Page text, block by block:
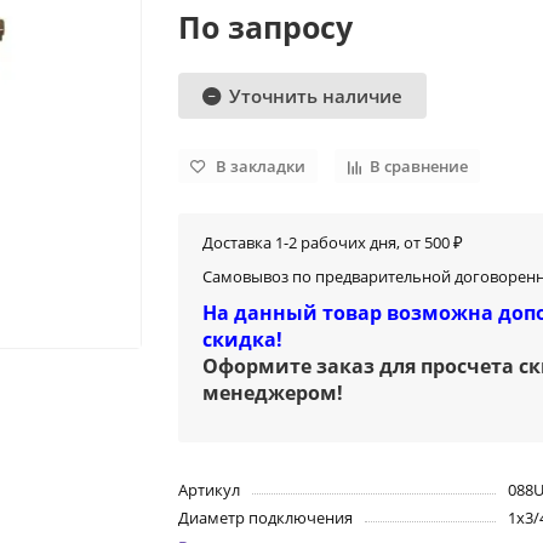
По запросу
Уточнить наличие
В закладки В сравнение
Доставка 1-2 рабочих дня, от 500 ₽
Самовывоз по предварительной
На данный товар возможна
скидка!
Оформите заказ для просчета
менеджером!
Артикул
Диаметр подключения
1х3/